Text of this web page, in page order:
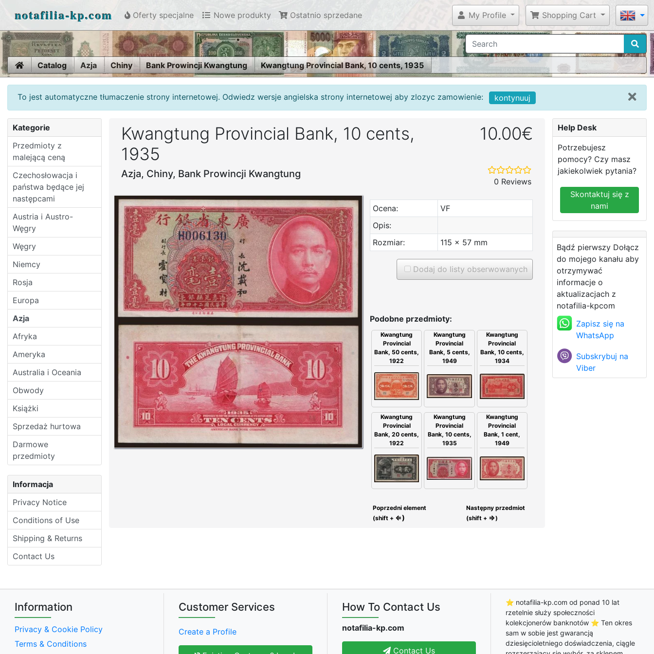
notafilia-kp.com Oferty specjalne Nowe produkty Ostatnio sprzedane My Profile Shopping Cart
HomeCatalog Azja Chiny Bank Prowincji Kwangtung Kwangtung Provincial Bank, 10 cents, 1935
To jest automatyczne tłumaczenie strony internetowej. Odwiedz wersje angielska strony internetowej aby zlozyc zamowienie: kontynuuj
Kategorie
Przedmioty z
malejącą ceną
Czechosłowacja i
państwa będące jej
następcami
Austria i Austro-
Węgry
Węgry
Niemcy
Rosja
Europa
Azja
Afryka
Ameryka
Australia i Oceania
Obwody
Książki
Sprzedaż hurtowa
Darmowe
przedmioty
Informacja
Privacy Notice
Conditions of Use
Shipping & Returns
Contact Us
Kwangtung Provincial Bank, 10 cents,
1935
Azja, Chiny, Bank Prowincji Kwangtung
10.00€
0 Reviews
Ocena:
VF
Opis:
Rozmiar:
115 x 57 mm
Dodaj do listy obserwowanych
Podobne przedmioty:
Kwangtung
Provincial
Bank, 50 cents,
1922
Kwangtung
Provincial
Bank, 5 cents,
1949
Kwangtung
Provincial
Bank, 10 cents,
1934
Kwangtung
Provincial
Bank, 20 cents,
1922
Kwangtung
Provincial
Bank, 10 cents,
1935
Kwangtung
Provincial
Bank, 1 cent,
1949
Poprzedni element
(shift + ⇐)
Następny przedmiot
(shift + ⇒)
Help Desk
Potrzebujesz
pomocy? Czy masz
jakiekolwiek pytania?
Skontaktuj się z
nami
Bądź pierwszy Dołącz
do mojego kanału aby
otrzymywać
informacje o
aktualizacjach z
notafilia-kpcom
Zapisz się na
WhatsApp
Subskrybuj na
Viber
Information
Privacy & Cookie Policy
Terms & Conditions
Customer Services
Create a Profile
How To Contact Us
notafilia-kp.com
Contact Us
⭐ notafilia-kp.com od ponad 10 lat
rzetelnie służy społeczności
kolekcjonerów banknotów ⭐ Ten okres
sam w sobie jest gwarancją
dziesięcioletniego doświadczenia, ciągle